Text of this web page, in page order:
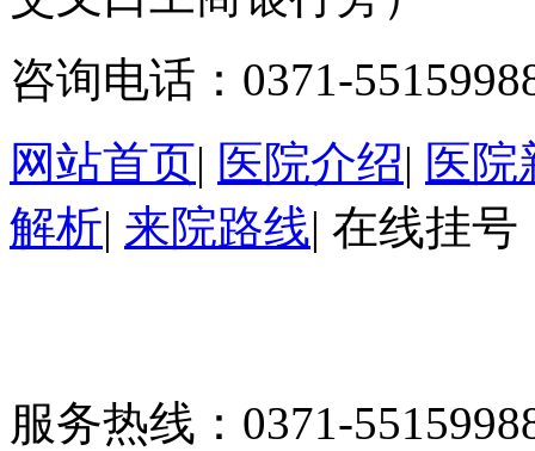
咨询电话：0371-
网站首页| 医院介绍| 医院
解析| 来院路线| 在线挂号
服务热线：0371-